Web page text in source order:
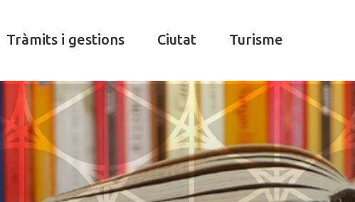
Tràmits i gestions Ciutat Turisme